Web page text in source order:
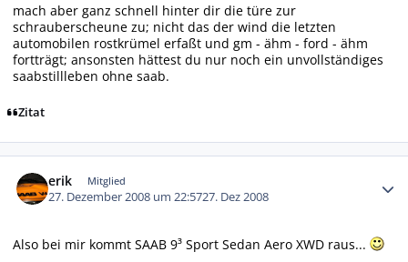
mach aber ganz schnell hinter dir die türe zur
schrauberscheune zu; nicht das der wind die letzten
automobilen rostkrümel erfaßt und gm - ähm - ford - ähm
fortträgt; ansonsten hättest du nur noch ein unvollständiges
saabstillleben ohne saab.
Zitat
erik Mitglied
27. Dezember 2008 um 22:5727. Dez 2008
Also bei mir kommt SAAB 9³ Sport Sedan Aero XWD raus...